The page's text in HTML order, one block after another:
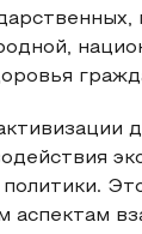
аспектам